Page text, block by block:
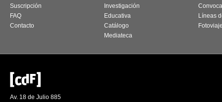
Suscripción
FAQ
Contacto
Investigación
Educativa
Catálogo
Mediateca
Líneas
Av. 18 de Julio 885